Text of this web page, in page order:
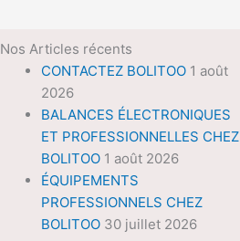
Nos Articles récents
CONTACTEZ BOLITOO 1 août
2026
BALANCES ÉLECTRONIQUES
ET PROFESSIONNELLES CHEZ
BOLITOO 1 août 2026
ÉQUIPEMENTS
PROFESSIONNELS CHEZ
BOLITOO 30 juillet 2026